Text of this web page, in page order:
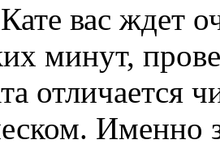
вас ждет
минут,
отличается
Именно